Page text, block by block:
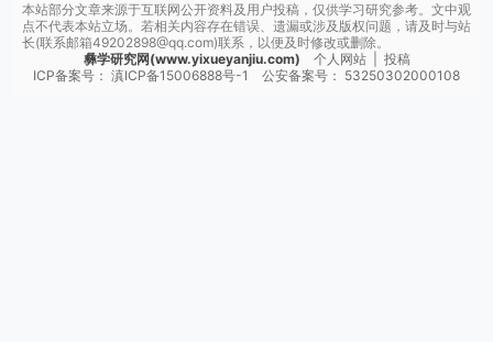
本站部分文章来源于互联网公开资料及用户投稿，仅供学习研究参考。文中观
点不代表本站立场。若相关内容存在错误、遗漏或涉及版权问题，请及时与站
长(联系邮箱49202898@qq.com)联系，以便及时修改或删除。
彝学研究网(www.yixueyanjiu.com)
个人网站| 投稿
ICP备案号： 滇ICP备15006888号-1 公安备案号： 53250302000108